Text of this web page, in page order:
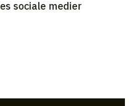
sociale medier